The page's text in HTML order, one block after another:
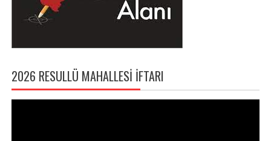
2026 RESULLÜ MAHALLESI İFTARI